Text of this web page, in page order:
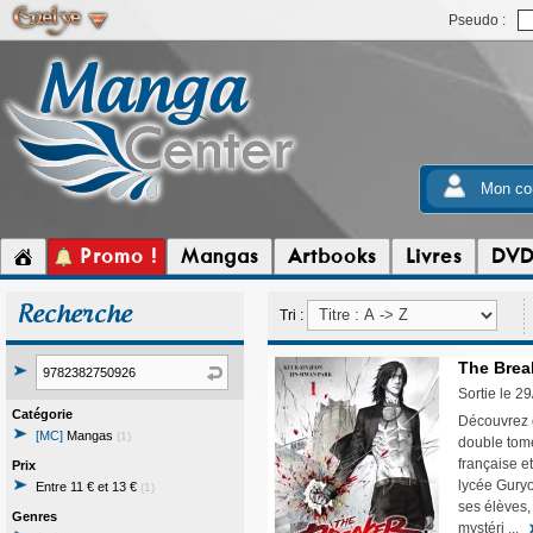
Pseudo :
Mon
Promo ! Mangas Artbooks Livres DVD
Recherche
Catégorie
[MC] Mangas (1)
Prix
Entre 11 € et 13 € (1)
Genres
Tri :
The
Sortie le
double
française
lycée
ses
mystéri ...